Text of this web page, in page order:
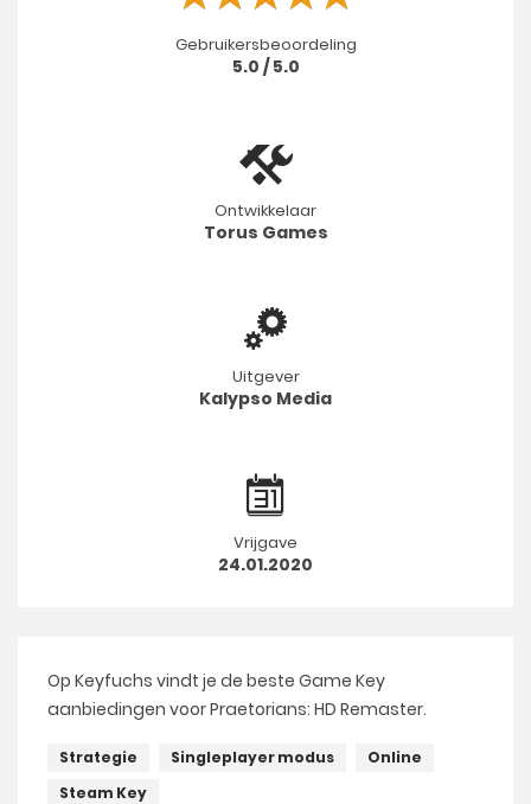
Gebruikersbeoordeling
5.0 / 5.0
Ontwikkelaar
Torus Games
Uitgever
Kalypso Media
Vrijgave
24.01.2020
Op Keyfuchs vindt je de beste Game Key
aanbiedingen voor Praetorians: HD Remaster.
Strategie Singleplayer modus
Online
Steam Key